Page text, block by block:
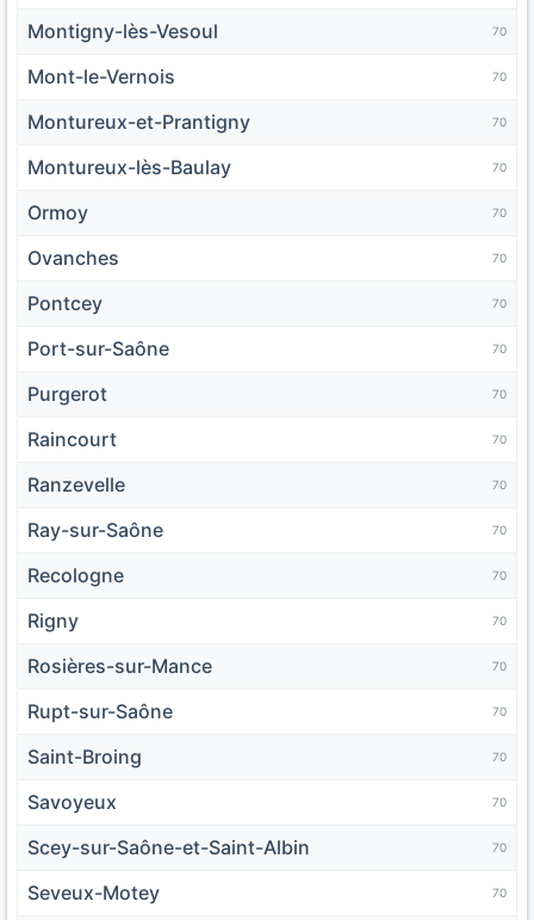
Montigny-lès-Vesoul 70
Mont-le-Vernois 70
Montureux-et-Prantigny 70
Montureux-lès-Baulay 70
Ormoy 70
Ovanches 70
Pontcey 70
Port-sur-Saône 70
Purgerot 70
Raincourt 70
Ranzevelle 70
Ray-sur-Saône 70
Recologne 70
Rigny 70
Rosières-sur-Mance 70
Rupt-sur-Saône 70
Saint-Broing 70
Savoyeux 70
Scey-sur-Saône-et-Saint-Albin 70
Seveux-Motey 70